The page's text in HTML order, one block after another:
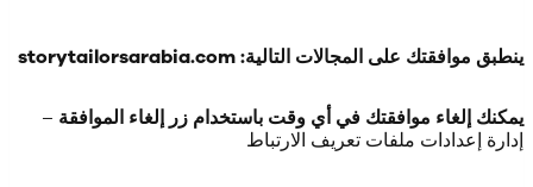
ينطبق موافقتك على المجالات التالية: storytailorsarabia.com
يمكنك إلغاء موافقتك في أي وقت باستخدام زر إلغاء الموافقة –
إدارة إعدادات ملفات تعريف الارتباط